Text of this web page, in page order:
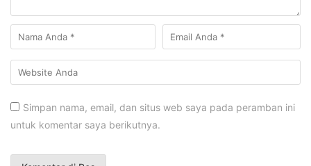
Simpan nama, email, dan situs web saya pada peramban ini
untuk komentar saya berikutnya.